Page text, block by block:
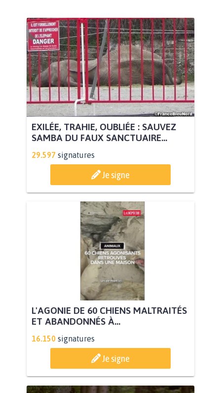
EXILÉE, TRAHIE, OUBLIÉE : SAUVEZ
SAMBA DU FAUX SANCTUAIRE...
29.597 signatures
Je signe
L'AGONIE DE 60 CHIENS MALTRAITÉS
ET ABANDONNÉS À...
16.150 signatures
Je signe